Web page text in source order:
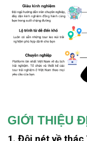
GIỚI THIỆU
1. Đôi nét về thác